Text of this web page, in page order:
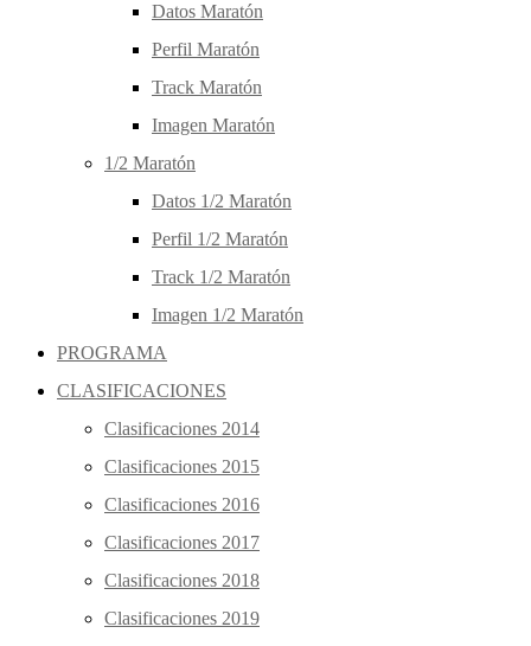
Datos Maratón
Perfil Maratón
Track Maratón
Imagen Maratón
1/2 Maratón
Datos 1/2 Maratón
Perfil 1/2 Maratón
Track 1/2 Maratón
Imagen 1/2 Maratón
PROGRAMA
CLASIFICACIONES
Clasificaciones 2014
Clasificaciones 2015
Clasificaciones 2016
Clasificaciones 2017
Clasificaciones 2018
Clasificaciones 2019